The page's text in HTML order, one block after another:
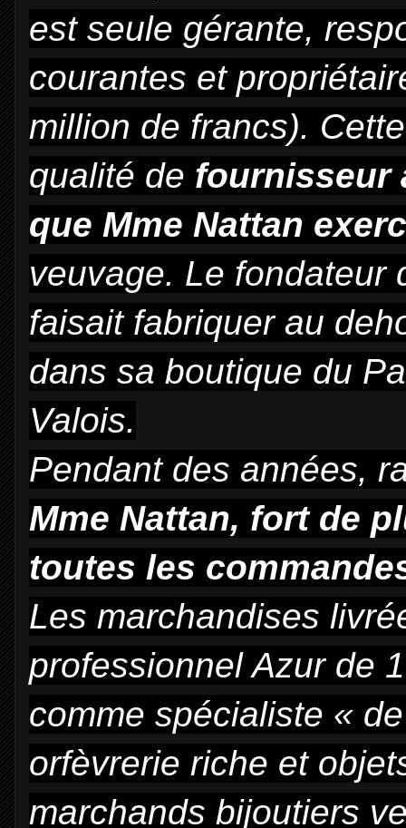
est seule gérante,
courantes et
million de francs).
qualité de fournisseur
que Mme Nattan
veuvage. Le fondateur
faisait fabriquer au
dans sa boutique du
Valois.
Pendant des années,
Mme Nattan, fort de
toutes les
Les marchandises
professionnel Azur de
comme spécialiste «
orfèvrerie riche et
marchands bijoutiers